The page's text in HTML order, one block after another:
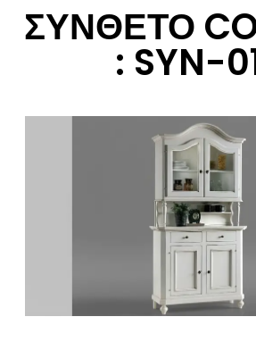
ΣΥΝΘΕΤΟ
: SYN-